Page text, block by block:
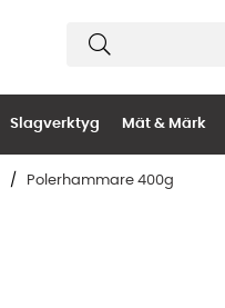
Slagverktyg Mät & Märk
Polerhammare 400g